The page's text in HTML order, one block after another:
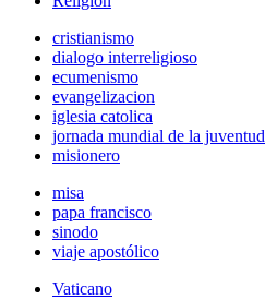
cristianismo
dialogo interreligioso
ecumenismo
evangelizacion
iglesia catolica
jornada mundial de la juventud
misionero
misa
papa francisco
sinodo
viaje apostólico
Vaticano